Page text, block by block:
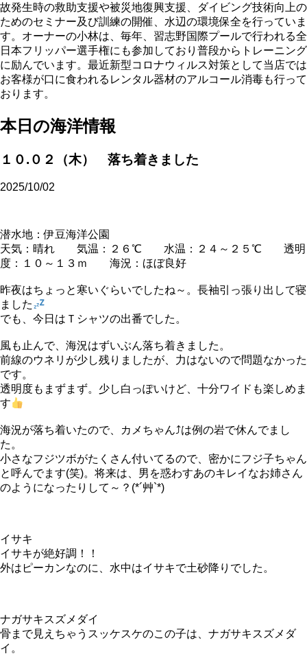
故発生時の救助支援や被災地復興支援、ダイビング技術向上の
ためのセミナー及び訓練の開催、水辺の環境保全を行っていま
す。オーナーの小林は、毎年、習志野国際プールで行われる全
日本フリッパー選手権にも参加しており普段からトレーニング
に励んでいます。最近新型コロナウィルス対策として当店では
お客様が口に食われるレンタル器材のアルコール消毒も行って
おります。
本日の海洋情報
１０.０２（木） 落ち着きました
2025/10/02
潜水地：伊豆海洋公園
天気：晴れ 気温：２６℃ 水温：２４～２５℃ 透明
度：１０～１３ｍ 海況：ほぼ良好
昨夜はちょっと寒いぐらいでしたね～。長袖引っ張り出して寝
ました
でも、今日はＴシャツの出番でした。
風も止んで、海況はずいぶん落ち着きました。
前線のウネリが少し残りましたが、力はないので問題なかった
です。
透明度もまずまず。少し白っぽいけど、十分ワイドも楽しめま
す
海況が落ち着いたので、カメちゃん⤴は例の岩で休んでまし
た。
小さなフジツボがたくさん付いてるので、密かにフジ子ちゃん
と呼んでます(笑)。将来は、男を惑わすあのキレイなお姉さん
のようになったりして～？(*´艸`*)
イサキ
イサキが絶好調！！
外はピーカンなのに、水中はイサキで土砂降りでした。
ナガサキスズメダイ
骨まで見えちゃうスッケスケのこの子は、ナガサキスズメダ
イ。